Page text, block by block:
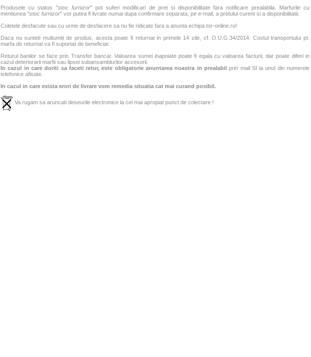
Produsele cu status "stoc furnizor" pot suferi modificari de pret si disponibilitate fara notificare prealabila. Marfurile cu
mentiunea "stoc furnizor" vor putea fi livrate numai dupa confirmare separata, pe e-mail, a pretului curent si a disponibilitatii.
Coletele desfacute sau cu urme de desfacere sa nu fie ridicate fara a anunta echipa tor-online.ro!
Daca nu sunteti multumiti de produs, acesta poate fi returnat in primele 14 zile, cf. O.U.G.34/2014. Costul transportului pt.
marfa de returnat va fi suportat de beneficiar.
Returul banilor se face prin Transfer bancar. Valoarea sumei inapoiate poate fi egala cu valoarea facturii, dar poate diferi in
cazul deteriorarii marfii sau lipsei subansamblurilor accesorii.
In cazul in care doriti sa faceti retur, este obligatorie anuntarea noastra in prealabil prin mail SI la unul din numerele
telefonice afisate.
In cazul in care exista erori de livrare vom remedia situatia cat mai curand posibil.
Va rugam sa aruncati deseurile electronice la cel mai apropiat punct de colectare !